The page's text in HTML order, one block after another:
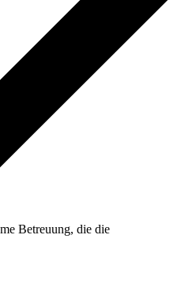
Betreuung, die die